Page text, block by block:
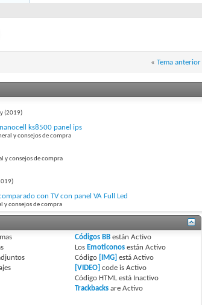
« Tema anterior
(2019)
ks8500 panel ips
y consejos de compra
y consejos de compra
con TV con panel VA Full Led
y consejos de compra
Códigos BBestán Activo
Los Emoticonosestán Activo
Código [IMG] está Activo
[VIDEO] code is Activo
Código HTML está Inactivo
Trackbacksare Activo